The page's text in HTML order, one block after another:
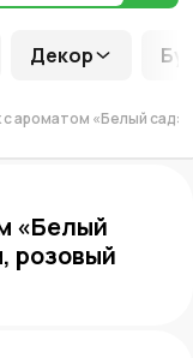
Декор
ароматом «Белый сад»
«Белый
розовый